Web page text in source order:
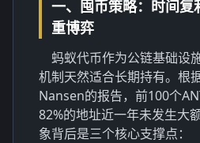
一、囤币策略：时间复
重博弈
蚂蚁代币作为公链基础设
机制天然适合长期持有。根
Nansen的报告，前100个
82%的地址近一年未发生大
象背后是三个核心支撑点：